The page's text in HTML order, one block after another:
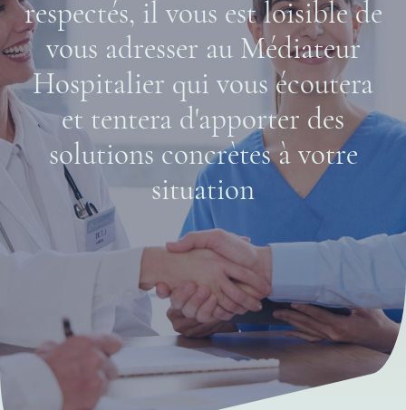
respectés, il vous est loisible de
vous adresser au Médiateur
Hospitalier qui vous écoutera
et tentera d'apporter des
solutions concrètes à votre
situation